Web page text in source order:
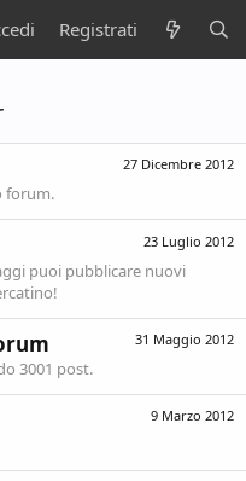
Registrati
27 Dicembre 2012
forum.
23 Luglio 2012
puoi pubblicare nuovi
31 Maggio 2012
3001 post.
9 Marzo 2012